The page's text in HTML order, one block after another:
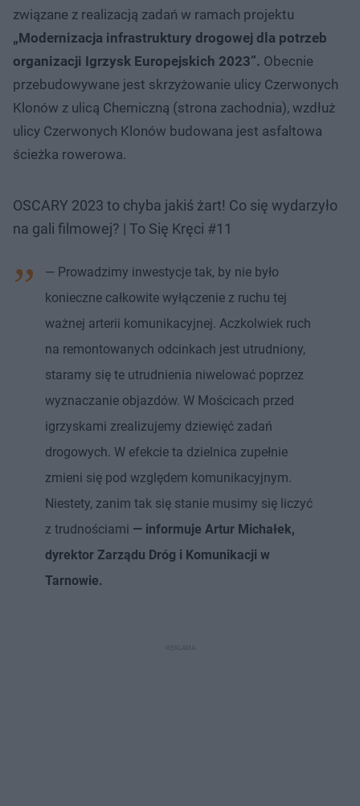
związane z realizacją zadań w ramach projektu
„Modernizacja infrastruktury drogowej dla potrzeb
organizacji Igrzysk Europejskich 2023”. Obecnie
przebudowywane jest skrzyżowanie ulicy Czerwonych
Klonów z ulicą Chemiczną (strona zachodnia), wzdłuż
ulicy Czerwonych Klonów budowana jest asfaltowa
ścieżka rowerowa.
OSCARY 2023 to chyba jakiś żart! Co się wydarzyło
na gali filmowej? | To Się Kręci #11
— Prowadzimy inwestycje tak, by nie było
konieczne całkowite wyłączenie z ruchu tej
ważnej arterii komunikacyjnej. Aczkolwiek ruch
na remontowanych odcinkach jest utrudniony,
staramy się te utrudnienia niwelować poprzez
wyznaczanie objazdów. W Mościcach przed
igrzyskami zrealizujemy dziewięć zadań
drogowych. W efekcie ta dzielnica zupełnie
zmieni się pod względem komunikacyjnym.
Niestety, zanim tak się stanie musimy się liczyć
z trudnościami — informuje Artur Michałek,
dyrektor Zarządu Dróg i Komunikacji w
Tarnowie.